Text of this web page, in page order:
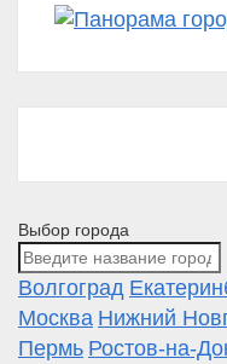
Выбор города
Волгоград
Москва Нижний
Пермь Ростов-на-